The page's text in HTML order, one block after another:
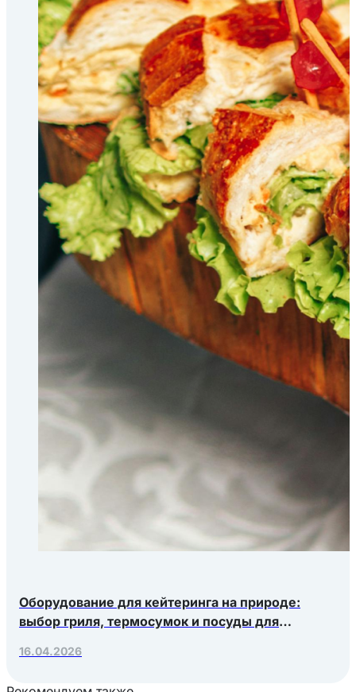
Оборудование для кейтеринга на природе:
выбор гриля, термосумок и посуды для
16.04.2026